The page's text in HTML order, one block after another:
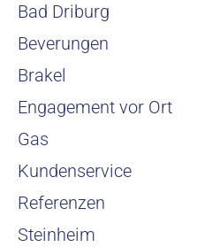
Bad Driburg
Beverungen
Brakel
Engagement vor Ort
Gas
Kundenservice
Referenzen
Steinheim